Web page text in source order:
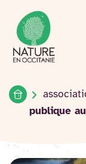
Accéder
au
contenu
Accueil du site
Accueil
publique